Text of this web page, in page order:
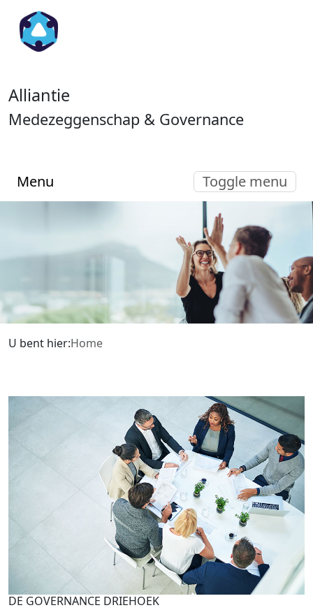
Alliantie
Medezeggenschap & Governance
Menu Toggle menu
U bent hier:Home
DE GOVERNANCE DRIEHOEK